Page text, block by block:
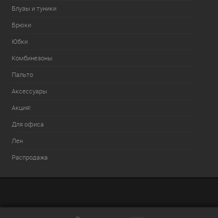
Блузы и туники
Брюки
Юбки
Комбинезоны
Пальто
Аксессуары
Акция!
Для офиса
Лен
Распродажа